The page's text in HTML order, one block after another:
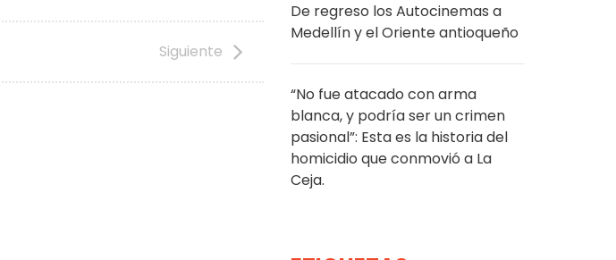
Siguiente
De regreso los Autocinemas a
Medellín y el Oriente antioqueño
“No fue atacado con arma
blanca, y podría ser un crimen
pasional”: Esta es la historia del
homicidio que conmovió a La
Ceja.